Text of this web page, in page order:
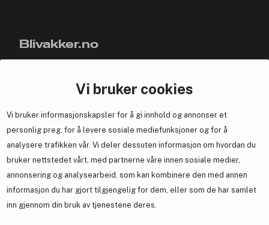
Vi bruker cookies
Vi bruker informasjonskapsler for å gi innhold og annonser et
personlig preg, for å levere sosiale mediefunksjoner og for å
analysere trafikken vår. Vi deler dessuten informasjon om hvordan du
bruker nettstedet vårt, med partnerne våre innen sosiale medier,
annonsering og analysearbeid, som kan kombinere den med annen
informasjon du har gjort tilgjengelig for dem, eller som de har samlet
inn gjennom din bruk av tjenestene deres.
Blivakker.no
Bli medlem helt gratis - få poeng og eksklusive rabattkoder.
Samarbeid med oss
En del avBrandsdal Group AS